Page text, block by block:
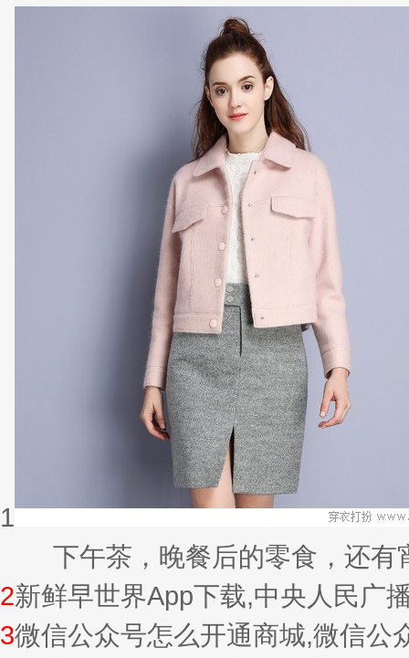
1
下午茶，晚餐后的零食，还有
2新鲜早世界App下载,中央人民广
3微信公众号怎么开通商城,微信公